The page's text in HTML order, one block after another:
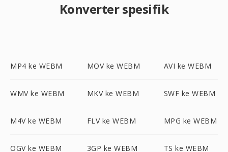
Konverter spesifik
MP4 ke WEBM MOV ke WEBM AVI ke WEBM
WMV ke WEBM MKV ke WEBM SWF ke WEBM
M4V ke WEBM FLV ke WEBM MPG ke WEBM
OGV ke WEBM 3GP ke WEBM TS ke WEBM